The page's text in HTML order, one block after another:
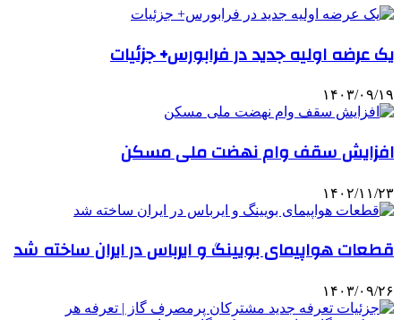
یک عرضه اولیه جدید در فرابورس+ جزئیات
۱۴۰۳/۰۹/۱۹
افزایش سقف وام نهضت ملی مسکن
۱۴۰۲/۱۱/۲۳
قطعات هواپیمای بویینگ و ایرباس در ایران ساخته شد
۱۴۰۳/۰۹/۲۶